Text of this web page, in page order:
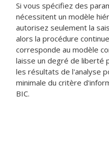
Si vous spécifiez des
nécessitent un modèle
autorisez seulement la
alors la procédure
corresponde au modèle
laisse un degré de liberté
les résultats de l'analyse
minimale du critère
BIC.